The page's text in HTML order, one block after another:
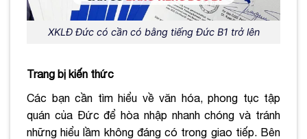
XKLĐ Đức có cần có bằng tiếng Đức B1 trở lên
Trang bị kiến thức
Các bạn cần tìm hiểu về văn hóa, phong tục tập
quán của Đức để hòa nhập nhanh chóng và tránh
những hiểu lầm không đáng có trong giao tiếp. Bên